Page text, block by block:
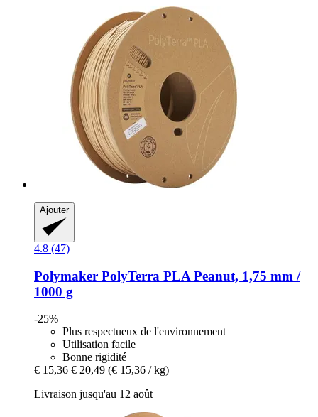
Ajouter
4.8 (47)
Polymaker PolyTerra PLA Peanut, 1,75 mm /
1000 g
-25%
Plus respectueux de l'environnement
Utilisation facile
Bonne rigidité
€ 15,36 € 20,49 (€ 15,36 / kg)
Livraison jusqu'au 12 août